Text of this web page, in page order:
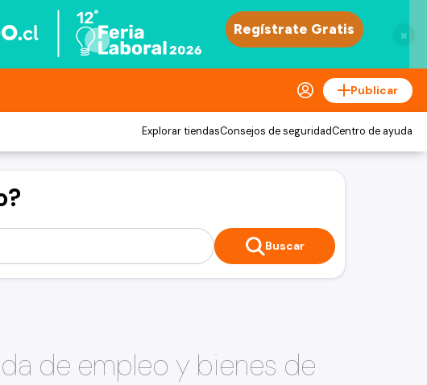
×
Publicar
Explorar tiendasConsejos de seguridadCentro de ayuda
Buscar
de empleo y bienes de